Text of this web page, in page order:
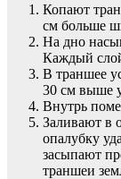
Копают
см больше
На дно
Каждый
В траншее
30 см выше
Внутрь
Заливают в
опалубку
засыпают
траншеи